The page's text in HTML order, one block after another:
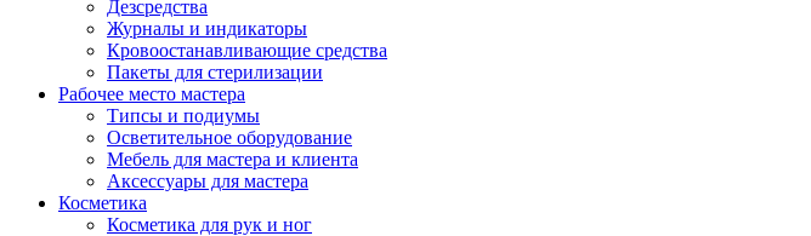
Дезсредства
Журналы и индикаторы
Кровоостанавливающие средства
Пакеты для стерилизации
Рабочее место мастера
Типсы и подиумы
Осветительное оборудование
Мебель для мастера и клиента
Аксессуары для мастера
Косметика
Косметика для рук и ног